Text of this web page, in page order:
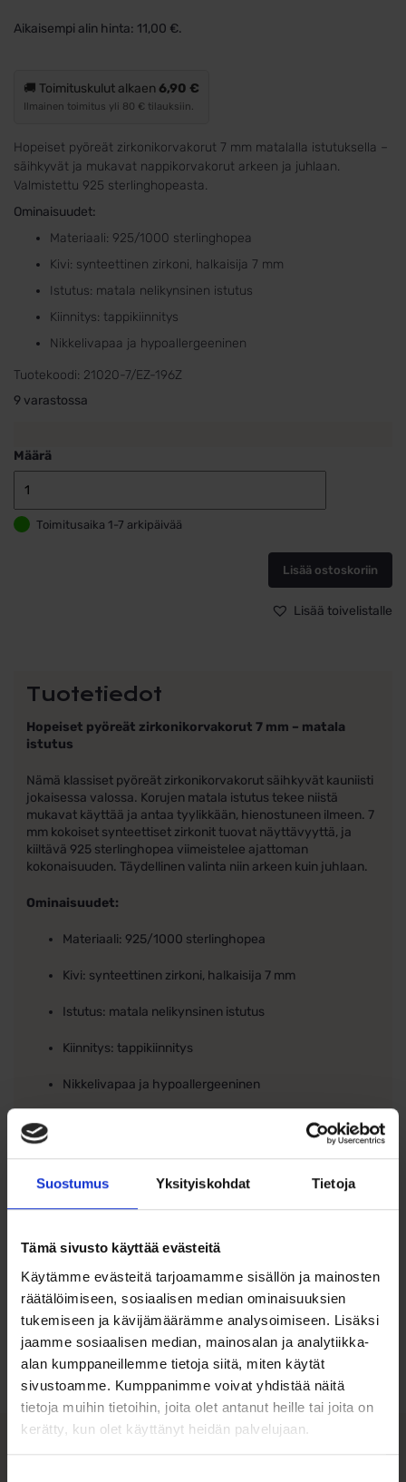
Suostumus Yksityiskohdat Tietoja
Tämä sivusto käyttää evästeitä
Käytämme evästeitä tarjoamamme sisällön ja mainosten
räätälöimiseen, sosiaalisen median ominaisuuksien
tukemiseen ja kävijämäärämme analysoimiseen. Lisäksi
jaamme sosiaalisen median, mainosalan ja analytiikka-
alan kumppaneillemme tietoja siitä, miten käytät
sivustoamme. Kumppanimme voivat yhdistää näitä
tietoja muihin tietoihin, joita olet antanut heille tai joita on
kerätty, kun olet käyttänyt heidän palvelujaan.
Aikaisempi alin hinta: 11,00 €.
🚚 Toimituskulut alkaen6,90 €
Ilmainen toimitus yli 80 € tilauksiin.
Hopeiset pyöreät zirkonikorvakorut 7 mm matalalla istutuksella –
säihkyvät ja mukavat nappikorvakorut arkeen ja juhlaan.
Valmistettu 925 sterlinghopeasta.
Ominaisuudet:
Materiaali: 925/1000 sterlinghopea
Kivi: synteettinen zirkoni, halkaisija 7 mm
Istutus: matala nelikynsinen istutus
Kiinnitys: tappikiinnitys
Nikkelivapaa ja hypoallergeeninen
Tuotekoodi: 21020-7/EZ-196Z
9 varastossa
Määrä
7
mm
määrä
Toimitusaika 1-7 arkipäivää
Lisää ostoskoriin
Lisää toivelistalle
Tuotetiedot
Hopeiset pyöreät zirkonikorvakorut 7 mm – matala
istutus
Nämä klassiset pyöreät zirkonikorvakorut säihkyvät kauniisti
jokaisessa valossa. Korujen matala istutus tekee niistä
mukavat käyttää ja antaa tyylikkään, hienostuneen ilmeen. 7
mm kokoiset synteettiset zirkonit tuovat näyttävyyttä, ja
kiiltävä 925 sterlinghopea viimeistelee ajattoman
kokonaisuuden. Täydellinen valinta niin arkeen kuin juhlaan.
Ominaisuudet:
Materiaali: 925/1000 sterlinghopea
Kivi: synteettinen zirkoni, halkaisija 7 mm
Istutus: matala nelikynsinen istutus
Kiinnitys: tappikiinnitys
Nikkelivapaa ja hypoallergeeninen
Puhdista korut säännöllisesti pehmeällä liinalla ja
säilytä ne kuivassa, suojattuna kosteudelta ja
Ohjeita sormuksen tai korun
koon valintaan
Tutustu ohjeisiin